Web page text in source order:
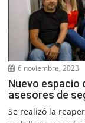
6 noviembre, 2023
Nuevo espacio
asesores de
Se realizó la